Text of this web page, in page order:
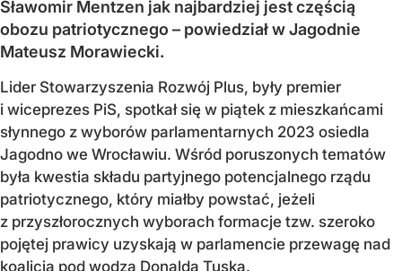
Sławomir Mentzen jak najbardziej jest częścią
obozu patriotycznego – powiedział w Jagodnie
Mateusz Morawiecki.
Lider Stowarzyszenia Rozwój Plus, były premier
i wiceprezes PiS, spotkał się w piątek z mieszkańcami
słynnego z wyborów parlamentarnych 2023 osiedla
Jagodno we Wrocławiu. Wśród poruszonych tematów
była kwestia składu partyjnego potencjalnego rządu
patriotycznego, który miałby powstać, jeżeli
z przyszłorocznych wyborach formacje tzw. szeroko
pojętej prawicy uzyskają w parlamencie przewagę nad
koalicją pod wodzą Donalda Tuska.